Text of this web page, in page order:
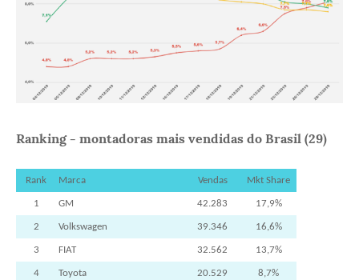
Ranking - montadoras mais vendidas do Brasil (29)
Rank Marca Vendas Mkt Share
1 GM 42.283 17,9%
2 Volkswagen 39.346 16,6%
3 FIAT 32.562 13,7%
4 Toyota 20.529 8,7%